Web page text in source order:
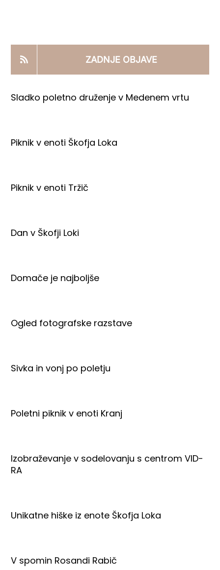
PRODAJNI IZDELKI
AKTUALNO
ZADNJE OBJAVE
Sladko poletno druženje v Medenem vrtu
Piknik v enoti Škofja Loka
Piknik v enoti Tržič
Dan v Škofji Loki
Domače je najboljše
Ogled fotografske razstave
Sivka in vonj po poletju
Poletni piknik v enoti Kranj
Izobraževanje v sodelovanju s centrom VID-
RA
Unikatne hiške iz enote Škofja Loka
V spomin Rosandi Rabič